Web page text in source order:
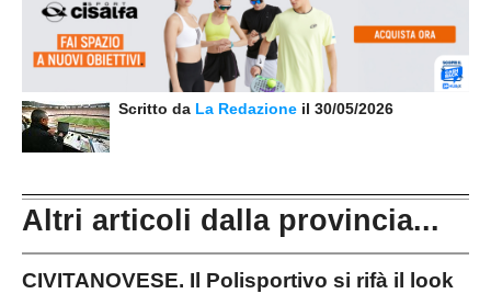
Scritto da La Redazione il 30/05/2026
Altri articoli dalla provincia...
CIVITANOVESE. Il Polisportivo si rifà il look